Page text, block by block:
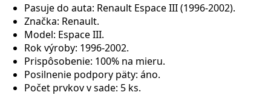
Pasuje do auta: Renault Espace III (1996-2002).
Značka: Renault.
Model: Espace III.
Rok výroby: 1996-2002.
Prispôsobenie: 100% na mieru.
Posilnenie podpory päty: áno.
Počet prvkov v sade: 5 ks.